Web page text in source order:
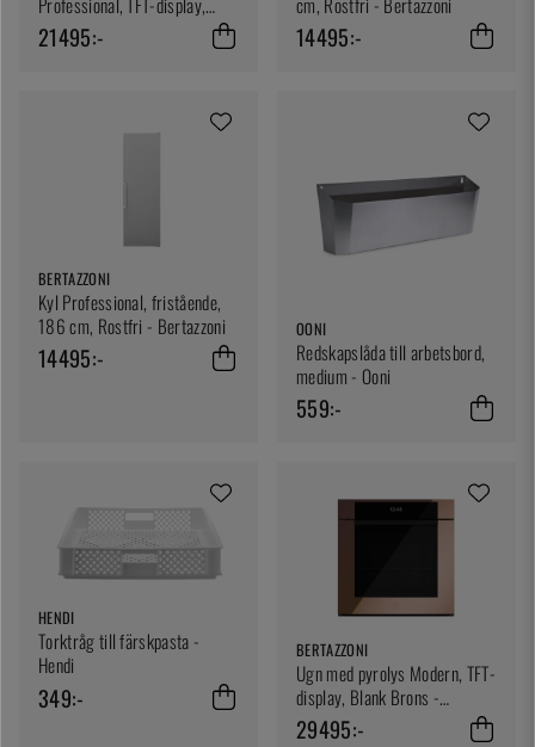
rostfri - Bertazzoni
21495:- 14495:-
BERTAZZONI
Kyl Professional, fristående,
186 cm, Rostfri - Bertazzoni
14495:-
OONI
Redskapslåda till arbetsbord,
medium - Ooni
559:-
HENDI
Torktråg till färskpasta -
Hendi
349:-
BERTAZZONI
Ugn med pyrolys Modern, TFT-
display, Blank Brons -
Bertazzoni
29495:-